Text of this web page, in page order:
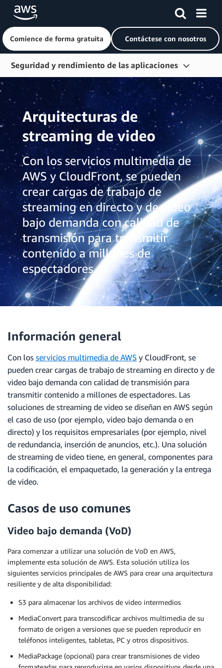
Saltar al contenido principal
Comience de forma gratuita Contáctese con nosotros
Seguridad y rendimiento de las aplicaciones
Información general
Introducción
Aceleración web
Protección del perímetro
Streaming de video
Búsqueda de contenido
Arquitecturas de
streaming de video
Con los servicios multimedia de
AWS y CloudFront, se pueden
crear cargas de trabajo de
streaming en directo y de video
bajo demanda con calidad de
transmisión para transmitir
contenido a millones de
espectadores.
Información general
Con los servicios multimedia de AWS y CloudFront, se
pueden crear cargas de trabajo de streaming en directo y de
video bajo demanda con calidad de transmisión para
transmitir contenido a millones de espectadores. Las
soluciones de streaming de video se diseñan en AWS según
el caso de uso (por ejemplo, video bajo demanda o en
directo) y los requisitos empresariales (por ejemplo, nivel
de redundancia, inserción de anuncios, etc.). Una solución
de streaming de video tiene, en general, componentes para
la codificación, el empaquetado, la generación y la entrega
de video.
Casos de uso comunes
Video bajo demanda (VoD)
Para comenzar a utilizar una solución de VoD en AWS,
implemente esta solución de AWS. Esta solución utiliza los
siguientes servicios principales de AWS para crear una arquitectura
resiliente y de alta disponibilidad:
S3 para almacenar los archivos de video intermedios
MediaConvert para transcodificar archivos multimedia de su
formato de origen a versiones que se pueden reproducir en
teléfonos inteligentes, tabletas, PC y otros dispositivos.
MediaPackage (opcional) para crear transmisiones de video